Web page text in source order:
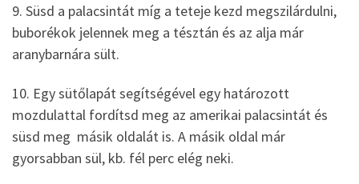
9. Süsd a palacsintát míg a teteje kezd megszilárdulni,
buborékok jelennek meg a tésztán és az alja már
aranybarnára sült.
10. Egy sütőlapát segítségével egy határozott
mozdulattal fordítsd meg az amerikai palacsintát és
süsd meg másik oldalát is. A másik oldal már
gyorsabban sül, kb. fél perc elég neki.